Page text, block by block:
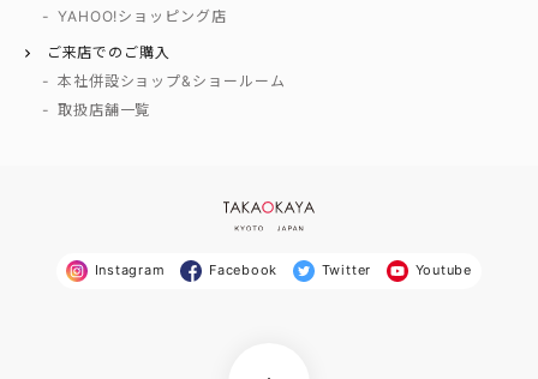
YAHOO!ショッピング店
ご来店でのご購入
本社併設ショップ&ショールーム
取扱店舗一覧
Instagram Facebook Twitter Youtube